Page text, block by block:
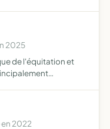
2025
de l'équitation et
en 2022